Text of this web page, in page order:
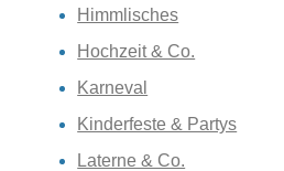
Himmlisches
Hochzeit & Co.
Karneval
Kinderfeste & Partys
Laterne & Co.